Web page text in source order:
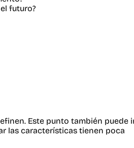
futuro?
Este punto también puede
las características tienen poca